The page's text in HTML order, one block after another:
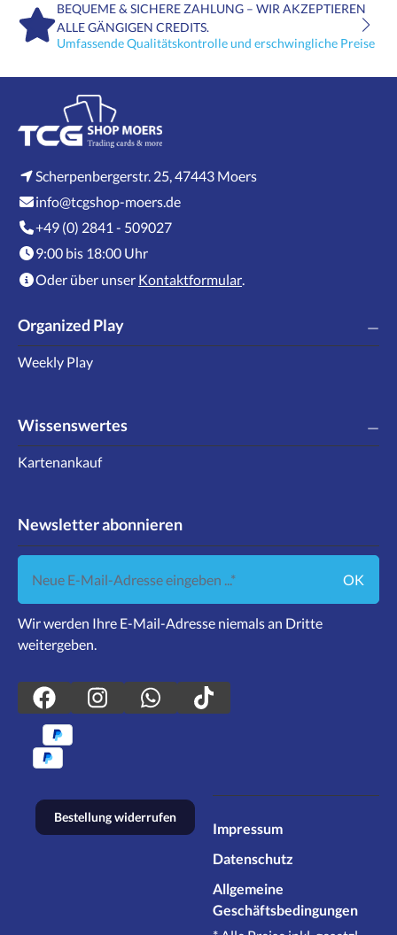
BEQUEME & SICHERE ZAHLUNG – WIR AKZEPTIEREN
ALLE GÄNGIGEN CREDITS.
Umfassende Qualitätskontrolle und erschwingliche Preise
Scherpenbergerstr. 25, 47443 Moers
info@tcgshop-moers.de
+49 (0) 2841 - 509027
9:00 bis 18:00 Uhr
Oder über unser Kontaktformular.
Organized Play
Weekly Play
Wissenswertes
Kartenankauf
Newsletter abonnieren
OK
Wir werden Ihre E-Mail-Adresse niemals an Dritte
weitergeben.
Bestellung widerrufen
Impressum
Datenschutz
Allgemeine
Geschäftsbedingungen